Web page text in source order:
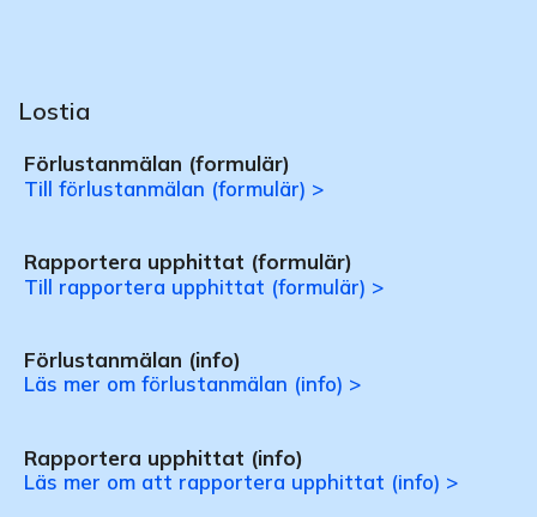
Lostia
Förlustanmälan (formulär)
Till förlustanmälan (formulär) >
Rapportera upphittat (formulär)
Till rapportera upphittat (formulär) >
Förlustanmälan (info)
Läs mer om förlustanmälan (info) >
Rapportera upphittat (info)
Läs mer om att rapportera upphittat (info) >